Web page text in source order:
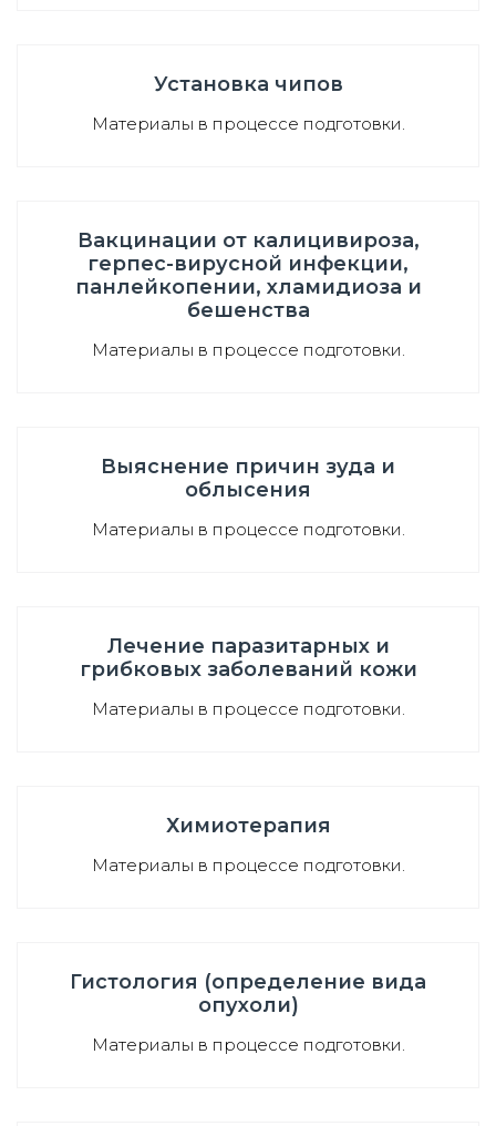
Установка чипов
Материалы в процессе подготовки.
Вакцинации от калицивироза,
герпес-вирусной инфекции,
панлейкопении, хламидиоза и
бешенства
Материалы в процессе подготовки.
Выяснение причин зуда и
облысения
Материалы в процессе подготовки.
Лечение паразитарных и
грибковых заболеваний кожи
Материалы в процессе подготовки.
Химиотерапия
Материалы в процессе подготовки.
Гистология (определение вида
опухоли)
Материалы в процессе подготовки.